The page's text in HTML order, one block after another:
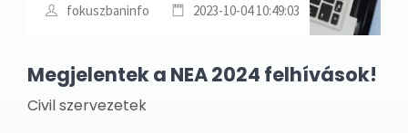
fokuszbaninfo 2023-10-04 10:49:03
Megjelentek a NEA 2024 felhívások!
Civil szervezetek